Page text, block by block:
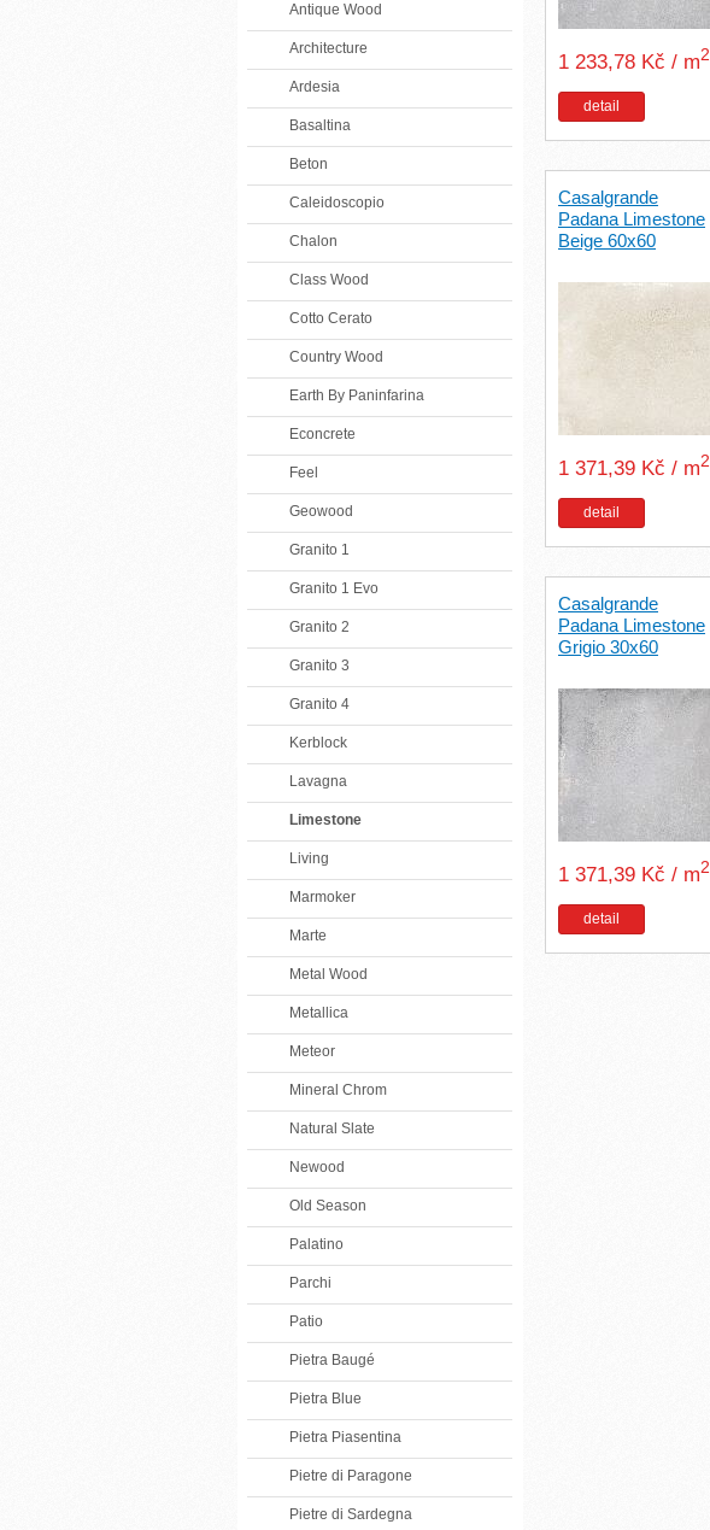
Antique Wood
Architecture
Ardesia
Basaltina
Beton
Caleidoscopio
Chalon
Class Wood
Cotto Cerato
Country Wood
Earth By Paninfarina
Econcrete
Feel
Geowood
Granito 1
Granito 1 Evo
Granito 2
Granito 3
Granito 4
Kerblock
Lavagna
Limestone
Living
Marmoker
Marte
Metal Wood
Metallica
Meteor
Mineral Chrom
Natural Slate
Newood
Old Season
Palatino
Parchi
Patio
Pietra Baugé
Pietra Blue
Pietra Piasentina
Pietre di Paragone
Pietre di Sardegna
1 233,78 Kč / m2
detail
Casalgrande
Padana Limestone
Beige 60x60
1 371,39 Kč / m2
detail
Casalgrande
Padana Limestone
Grigio 30x60
1 371,39 Kč / m2
detail